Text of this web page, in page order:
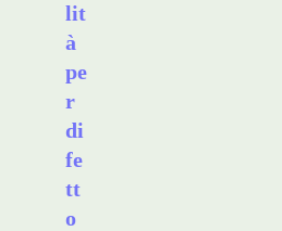
lit
à
pe
r
di
fe
tt
o